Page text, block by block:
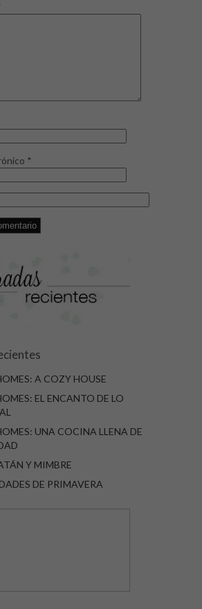
*
A COZY HOUSE
EL ENCANTO DE LO
UNA COCINA LLENA DE
Y MIMBRE
DE PRIMAVERA